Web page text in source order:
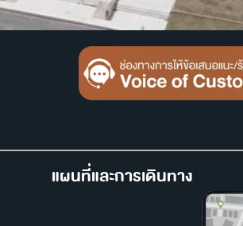
แผนที่และการเดินทาง